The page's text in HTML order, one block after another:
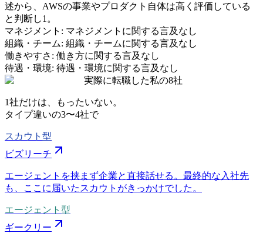
述から、AWSの事業やプロダクト自体は高く評価している
と判断し1。
マネジメント : マネジメントに関する言及なし
組織・チーム: 組織・チームに関する言及なし
働きやすさ : 働き方に関する言及なし
待遇・環境: 待遇・環境に関する言及なし
実際に転職した私の8社
1社だけは、もったいない。
タイプ違いの3〜4社で
スカウト型
ビズリーチ
エージェントを挟まず企業と直接話せる。最終的な入社先
も、ここに届いたスカウトがきっかけでした。
エージェント型
ギークリー